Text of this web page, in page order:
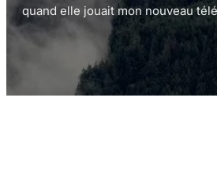
quand elle jouait mon nouveau